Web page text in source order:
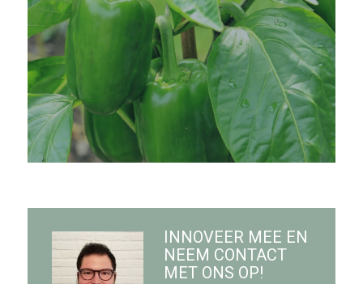
INNOVEER MEE EN
NEEM CONTACT
MET ONS OP!